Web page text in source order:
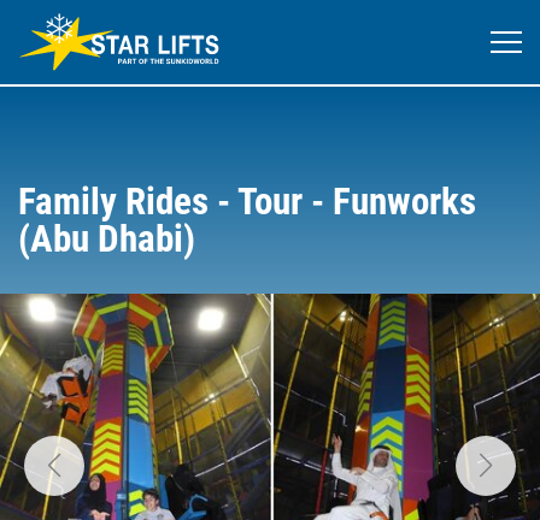
Family Rides - Tour - Funworks
(Abu Dhabi)